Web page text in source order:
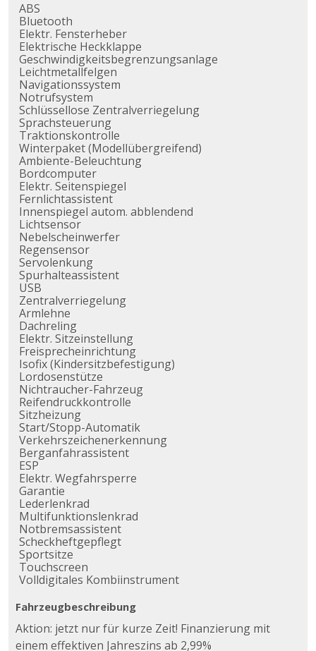
ABS
Bluetooth
Elektr. Fensterheber
Elektrische Heckklappe
Geschwindigkeitsbegrenzungsanlage
Leichtmetallfelgen
Navigationssystem
Notrufsystem
Schlüssellose Zentralverriegelung
Sprachsteuerung
Traktionskontrolle
Winterpaket (Modellübergreifend)
Ambiente-Beleuchtung
Bordcomputer
Elektr. Seitenspiegel
Fernlichtassistent
Innenspiegel autom. abblendend
Lichtsensor
Nebelscheinwerfer
Regensensor
Servolenkung
Spurhalteassistent
USB
Zentralverriegelung
Armlehne
Dachreling
Elektr. Sitzeinstellung
Freisprecheinrichtung
Isofix (Kindersitzbefestigung)
Lordosenstütze
Nichtraucher-Fahrzeug
Reifendruckkontrolle
Sitzheizung
Start/Stopp-Automatik
Verkehrszeichenerkennung
Berganfahrassistent
ESP
Elektr. Wegfahrsperre
Garantie
Lederlenkrad
Multifunktionslenkrad
Notbremsassistent
Scheckheftgepflegt
Sportsitze
Touchscreen
Volldigitales Kombiinstrument
Fahrzeugbeschreibung
Aktion: jetzt nur für kurze Zeit! Finanzierung mit
einem effektiven Jahreszins ab 2,99%